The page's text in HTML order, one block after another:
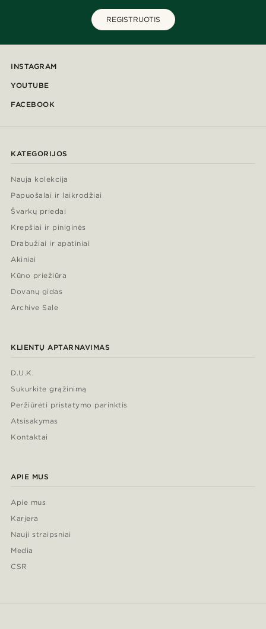
REGISTRUOTIS
INSTAGRAM
YOUTUBE
FACEBOOK
KATEGORIJOS
Nauja kolekcija
Papuošalai ir laikrodžiai
Švarkų priedai
Krepšiai ir piniginės
Drabužiai ir apatiniai
Akiniai
Kūno priežiūra
Dovanų gidas
Archive Sale
KLIENTŲ APTARNAVIMAS
D.U.K.
Sukurkite grąžinimą
Peržiūrėti pristatymo parinktis
Atsisakymas
Kontaktai
APIE MUS
Apie mus
Karjera
Nauji straipsniai
Media
CSR